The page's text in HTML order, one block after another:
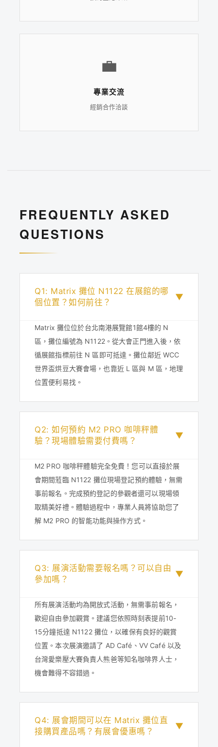
💼
專業交流
經銷合作洽談
FREQUENTLY ASKED
QUESTIONS
Q1: Matrix 攤位 N1122 在展館的哪
個位置？如何前往？
▼
Matrix 攤位位於台北南港展覽館1館4樓的 N
區，攤位編號為 N1122。從大會正門進入後，依
循展館指標前往 N 區即可抵達。攤位鄰近 WCC
世界盃烘豆大賽會場，也靠近 L 區與 M 區，地理
位置便利易找。
Q2: 如何預約 M2 PRO 咖啡秤體
驗？現場體驗需要付費嗎？
▼
M2 PRO 咖啡秤體驗完全免費！您可以直接於展
會期間蒞臨 N1122 攤位現場登記預約體驗，無需
事前報名。完成預約登記的參觀者還可以現場領
取精美好禮。體驗過程中，專業人員將協助您了
解 M2 PRO 的智能功能與操作方式。
Q3: 展演活動需要報名嗎？可以自由
參加嗎？
▼
所有展演活動均為開放式活動，無需事前報名，
歡迎自由參加觀賞。建議您依照時刻表提前10-
15分鐘抵達 N1122 攤位，以確保有良好的觀賞
位置。本次展演邀請了 AD Café、VV Café 以及
台灣愛樂壓大賽負責人熊爸等知名咖啡界人士，
機會難得不容錯過。
Q4: 展會期間可以在 Matrix 攤位直
接購買產品嗎？有展會優惠嗎？
▼